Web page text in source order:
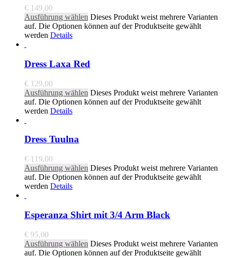
€ 149,00
Ausführung wählen Dieses Produkt weist mehrere Varianten
auf. Die Optionen können auf der Produktseite gewählt
werden Details
Dress Laxa Red
€ 129,00
Ausführung wählen Dieses Produkt weist mehrere Varianten
auf. Die Optionen können auf der Produktseite gewählt
werden Details
Dress Tuulna
€ 119,00
Ausführung wählen Dieses Produkt weist mehrere Varianten
auf. Die Optionen können auf der Produktseite gewählt
werden Details
Esperanza Shirt mit 3/4 Arm Black
€ 95,00
Ausführung wählen Dieses Produkt weist mehrere Varianten
auf. Die Optionen können auf der Produktseite gewählt